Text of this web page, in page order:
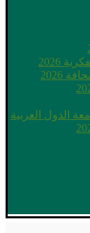
2026
2026
الدول العربية